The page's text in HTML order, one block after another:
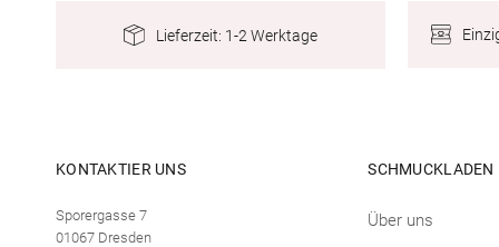
Lieferzeit: 1-2 Werktage
KONTAKTIER UNS
Sporergasse 7
01067 Dresden
SCHMUCKLADEN
Über uns